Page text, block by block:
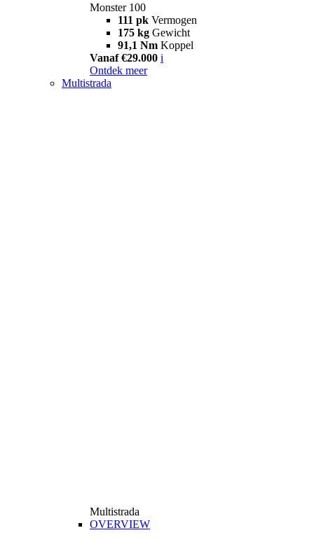
Monster 100
111 pk Vermogen
175 kg Gewicht
91,1 Nm Koppel
Vanaf €29.000 i
Ontdek meer
Multistrada
Multistrada
OVERVIEW